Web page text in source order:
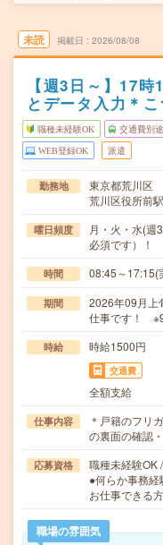
未読 掲載日 2026/08/08
【週3日～】17
とデータ入力＊
職種未経験OK 交通費別
WEB登録OK 派遣
勤務地
東京都荒川区
荒川区役所前
曜日頻度
月・火・水(
必須です）！
時間 08:45～
期間
2026年09月
仕事です！ ※9
時給 時給1500円
交通費
全額支給
仕事内容
＊戸籍のフリ
の裏面の確認
応募資格
職種未経験OK
●何らか事務
お仕事できる方
職場の雰囲気